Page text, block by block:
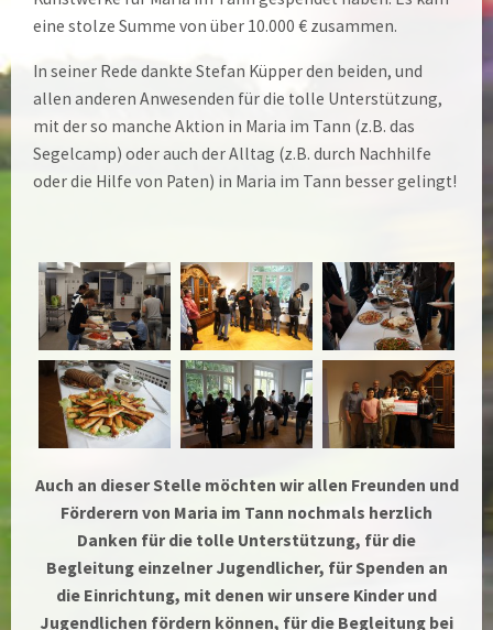
eine stolze Summe von über 10.000 € zusammen.
In seiner Rede dankte Stefan Küpper den beiden, und
allen anderen Anwesenden für die tolle Unterstützung,
mit der so manche Aktion in Maria im Tann (z.B. das
Segelcamp) oder auch der Alltag (z.B. durch Nachhilfe
oder die Hilfe von Paten) in Maria im Tann besser gelingt!
Auch an dieser Stelle möchten wir allen Freunden und
Förderern von Maria im Tann nochmals herzlich
Danken für die tolle Unterstützung, für die
Begleitung einzelner Jugendlicher, für Spenden an
die Einrichtung, mit denen wir unsere Kinder und
Jugendlichen fördern können, für die Begleitung bei